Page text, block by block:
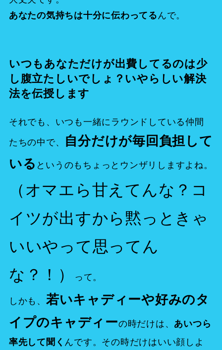
あなたの気持ちは十分に伝わってるんで。
いつもあなただけが出費してるのは少
し腹立たしいでしょ？いやらしい解決
法を伝授します
それでも、いつも一緒にラウンドしている仲間
たちの中で、 自分だけが毎回負担して
いる というのもちょっとウンザリしますよね。
（オマエら甘えてんな？コ
イツが出すから黙っときゃ
いいやって思ってん
な？！）
って。
しかも、 若いキャディーや好みのタ
イプのキャディーの時だけは、 あいつら
率先して聞く んです。その時だけはいい顔しよ